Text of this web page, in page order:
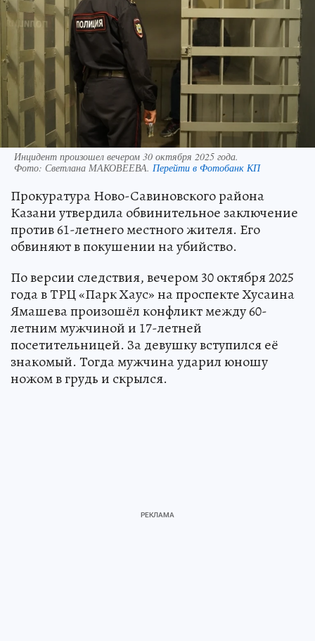
Инцидент произошел вечером 30 октября 2025 года.
Фото: Светлана МАКОВЕЕВА. Перейти в Фотобанк КП
Прокуратура Ново-Савиновского района
Казани утвердила обвинительное заключение
против 61-летнего местного жителя. Его
обвиняют в покушении на убийство.
По версии следствия, вечером 30 октября 2025
года в ТРЦ «Парк Хаус» на проспекте Хусаина
Ямашева произошёл конфликт между 60-
летним мужчиной и 17-летней
посетительницей. За девушку вступился её
знакомый. Тогда мужчина ударил юношу
ножом в грудь и скрылся.